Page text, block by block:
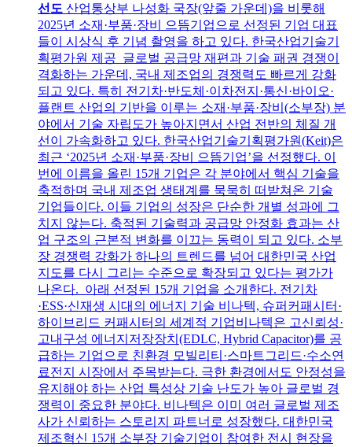
선도 산업통상부 나성화 국장(앞줄 가운데)을 비롯해
2025년 소재·부품·장비 으뜸기업으로 선정된 기업 대표
들이 시상식 후 기념 촬영을 하고 있다. 한국산업기술기
획평가원 제공 글로벌 공급망 재편과 기술 패권 경쟁이
격화하는 가운데, 국내 제조업의 경쟁력도 빠르게 강화
되고 있다. 특히 전기차·반도체·이차전지·통신·바이오·
플랜트 산업의 기반을 이루는 소재·부품·장비(소부장) 분
야에서 기술 자립도가 높아지면서 산업 전반의 체질 개
선이 가속화하고 있다. 한국산업기술기획평가원(Keit)은
최근 ‘2025년 소재·부품·장비 으뜸기업’을 선정했다. 이
번에 이름을 올린 15개 기업은 각 분야에서 핵심 기술을
축적하며 국내 제조업 생태계를 묵묵히 떠받쳐온 기술
기업들이다. 이들 기업의 성장은 단순한 개별 성과에 그
치지 않는다. 축적된 기술력과 공급망 안정화 효과는 산
업 구조의 근본적 변화를 이끄는 동력이 되고 있다. 소부
장 경쟁력 강화가 하나의 트렌드를 넘어 대한민국 산업
지도를 다시 그리는 수준으로 확장되고 있다는 평가가
나온다. 아래 선정된 15개 기업을 소개한다. 전기차
·ESS·신재생 시대의 에너지 기술 비나텍, 슈퍼커패시터·
하이브리드 커패시터의 세계적 기업비나텍은 고신뢰성·
고내구성 에너지저장장치(EDLC, Hybrid Capacitor)를 공
급하는 기업으로 친환경 모빌리티·스마트그리드·수소연
료전지 시장에서 주목받는다. 극한 환경에서도 안정성을
유지해야 하는 산업 특성상 기술 난도가 높아 글로벌 경
쟁력이 중요한 분야다. 비나텍은 이미 여러 글로벌 제조
사가 신뢰하는 스토리지 파트너로 성장했다. 대한민국
제조혁신 15개 소부장 기술기업이 참여한 전시 현장을